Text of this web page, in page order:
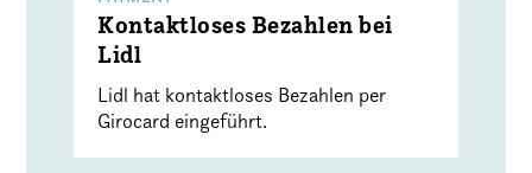
Kontaktloses Bezahlen bei
Lidl
Lidl hat kontaktloses Bezahlen per
Girocard eingeführt.